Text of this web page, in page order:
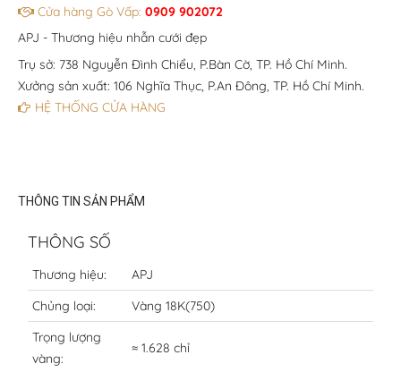
Cửa hàng Gò Vấp: 0909 902072
APJ - Thương hiệu nhẫn cưới đẹp
Trụ sở: 738 Nguyễn Đình Chiểu, P.Bàn Cờ, TP. Hồ Chí Minh.
Xưởng sản xuất: 106 Nghĩa Thục, P.An Đông, TP. Hồ Chí Minh.
HỆ THỐNG CỬA HÀNG
THÔNG TIN SẢN PHẨM
THÔNG SỐ
Thương hiệu:
APJ
Chủng loại:
Vàng 18K(750)
Trọng lượng
vàng:
≈ 1.628 chỉ